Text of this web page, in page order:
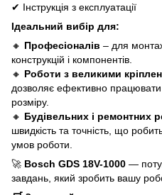
✔ Інструкція з експлуатації
Ідеальний вибір для:
🔸 Професіоналів – для
конструкцій і компонентів.
🔸 Роботи з великими
дозволяє ефективно працювати
розміру.
🔸 Будівельних і ремонтних
швидкість та точність, що
умов роботи.
🚀 Bosch GDS 18V-1000 —
завдань, який зробить вашу